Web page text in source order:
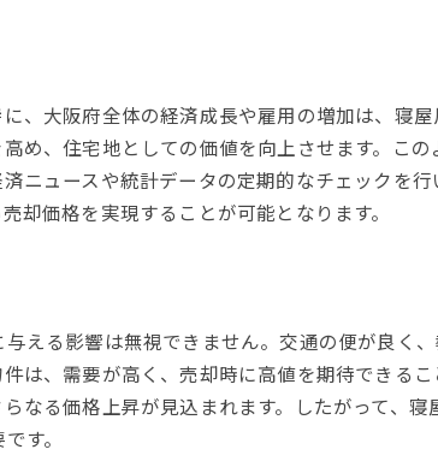
に活用
魅力
ーチ
リング
める
、大阪府全体の経済成長や雇用の増加は、寝
め、住宅地としての価値を向上させます。こ
ニュースや統計データの定期的なチェックを
却価格を実現することが可能となります。
える影響は無視できません。交通の便が良く
、需要が高く、売却時に高値を期待できるこ
なる価格上昇が見込まれます。したがって、
す。